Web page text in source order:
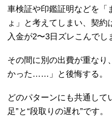
車検証や印鑑証明などを「
ょ」と考えてしまい、契約
入金が2〜3日ズレこんでし
その間に別の出費が重なり
かった……」と後悔する。
どのパターンにも共通して
足”と“段取りの遅れ”です。